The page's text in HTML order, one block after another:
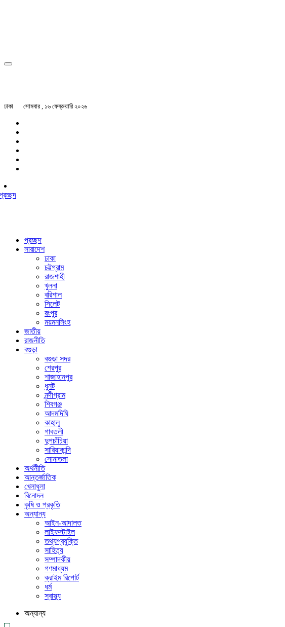
ঢাকা সোমবার , ১৬ ফেব্রুয়ারি ২০২৬
প্রচ্ছদ
সারাদেশ
ঢাকা
চট্টগ্রাম
রাজশাহী
খুলনা
বরিশাল
সিলেট
রংপুর
ময়মনসিংহ
জাতীয়
রাজনীতি
বগুড়া
বগুড়া সদর
শেরপুর
শাজাহানপুর
ধুনট
নন্দীগ্রাম
শিবগঞ্জ
আদমদিঘি
কাহালু
গাবতলী
দুপচাঁচিয়া
সারিয়াকান্দি
সোনাতলা
অর্থনীতি
আন্তর্জাতিক
খেলাধুলা
বিনোদন
কৃষি ও প্রকৃতি
অন্যান্য
আইন-আদালত
লাইফস্টাইল
তথ্যপ্রযুক্তি
সাহিত্য
সম্পাদকীয়
গণমাধ্যম
ক্রাইম রিপোর্ট
ধর্ম
স্বাস্থ্য
অন্যান্য